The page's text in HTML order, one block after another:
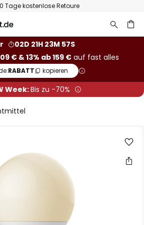
Tage kostenlose Retoure
02D 21H 23M 57S
€ & 13% ab 159 €auf fast alles
RABATT kopieren
Week:Bis zu -70%